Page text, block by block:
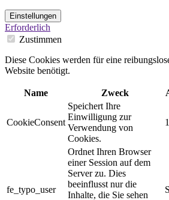
Einstellungen
Erforderlich
Zustimmen
Diese Cookies werden für eine
Website benötigt.
Name Zweck
CookieConsent
Speichert Ihre
Einwilligung zur
Verwendung von
Cookies.
fe_typo_user
Ordnet Ihren Browser
einer Session auf dem
Server zu. Dies
beeinflusst nur die
Inhalte, die Sie sehen